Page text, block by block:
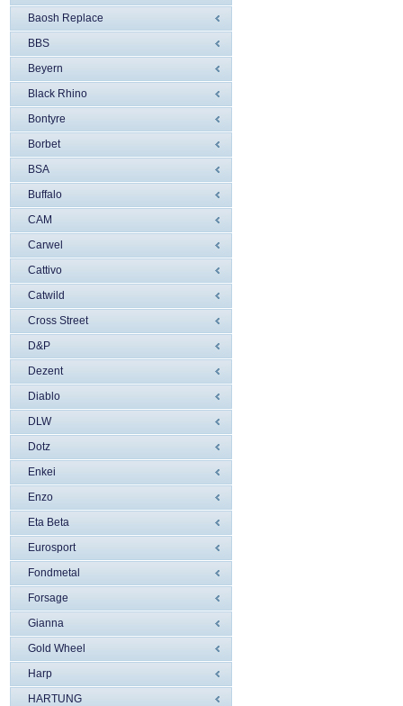
Baosh Replace
BBS
Beyern
Black Rhino
Bontyre
Borbet
BSA
Buffalo
CAM
Carwel
Cattivo
Catwild
Cross Street
D&P
Dezent
Diablo
DLW
Dotz
Enkei
Enzo
Eta Beta
Eurosport
Fondmetal
Forsage
Gianna
Gold Wheel
Harp
HARTUNG